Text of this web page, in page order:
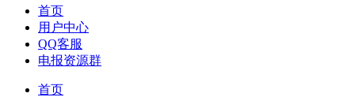
首页
用户中心
QQ客服
电报资源群
首页